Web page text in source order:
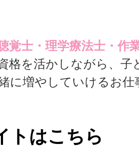
覚士・理学療法士・作
格を活かしながら、子
に増やしていけるお仕
トはこちら